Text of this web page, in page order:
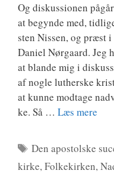
Og dis­kus­sio­nen
at begyn­de med,
sten Nis­sen, og præst
Dani­el Nør­gaard. Jeg
at blan­de mig i
af nog­le lut­her­ske
at kun­ne mod­ta­ge
ke. Så … Læs mere
Tags
Den apostolske
kirke,Folkekirken,